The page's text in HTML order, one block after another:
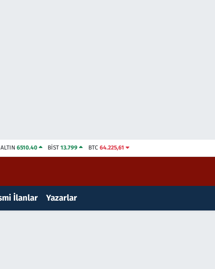
ALTIN 6510.40 BİST13.799 BTC 64.225,61
İlanlar Yazarlar